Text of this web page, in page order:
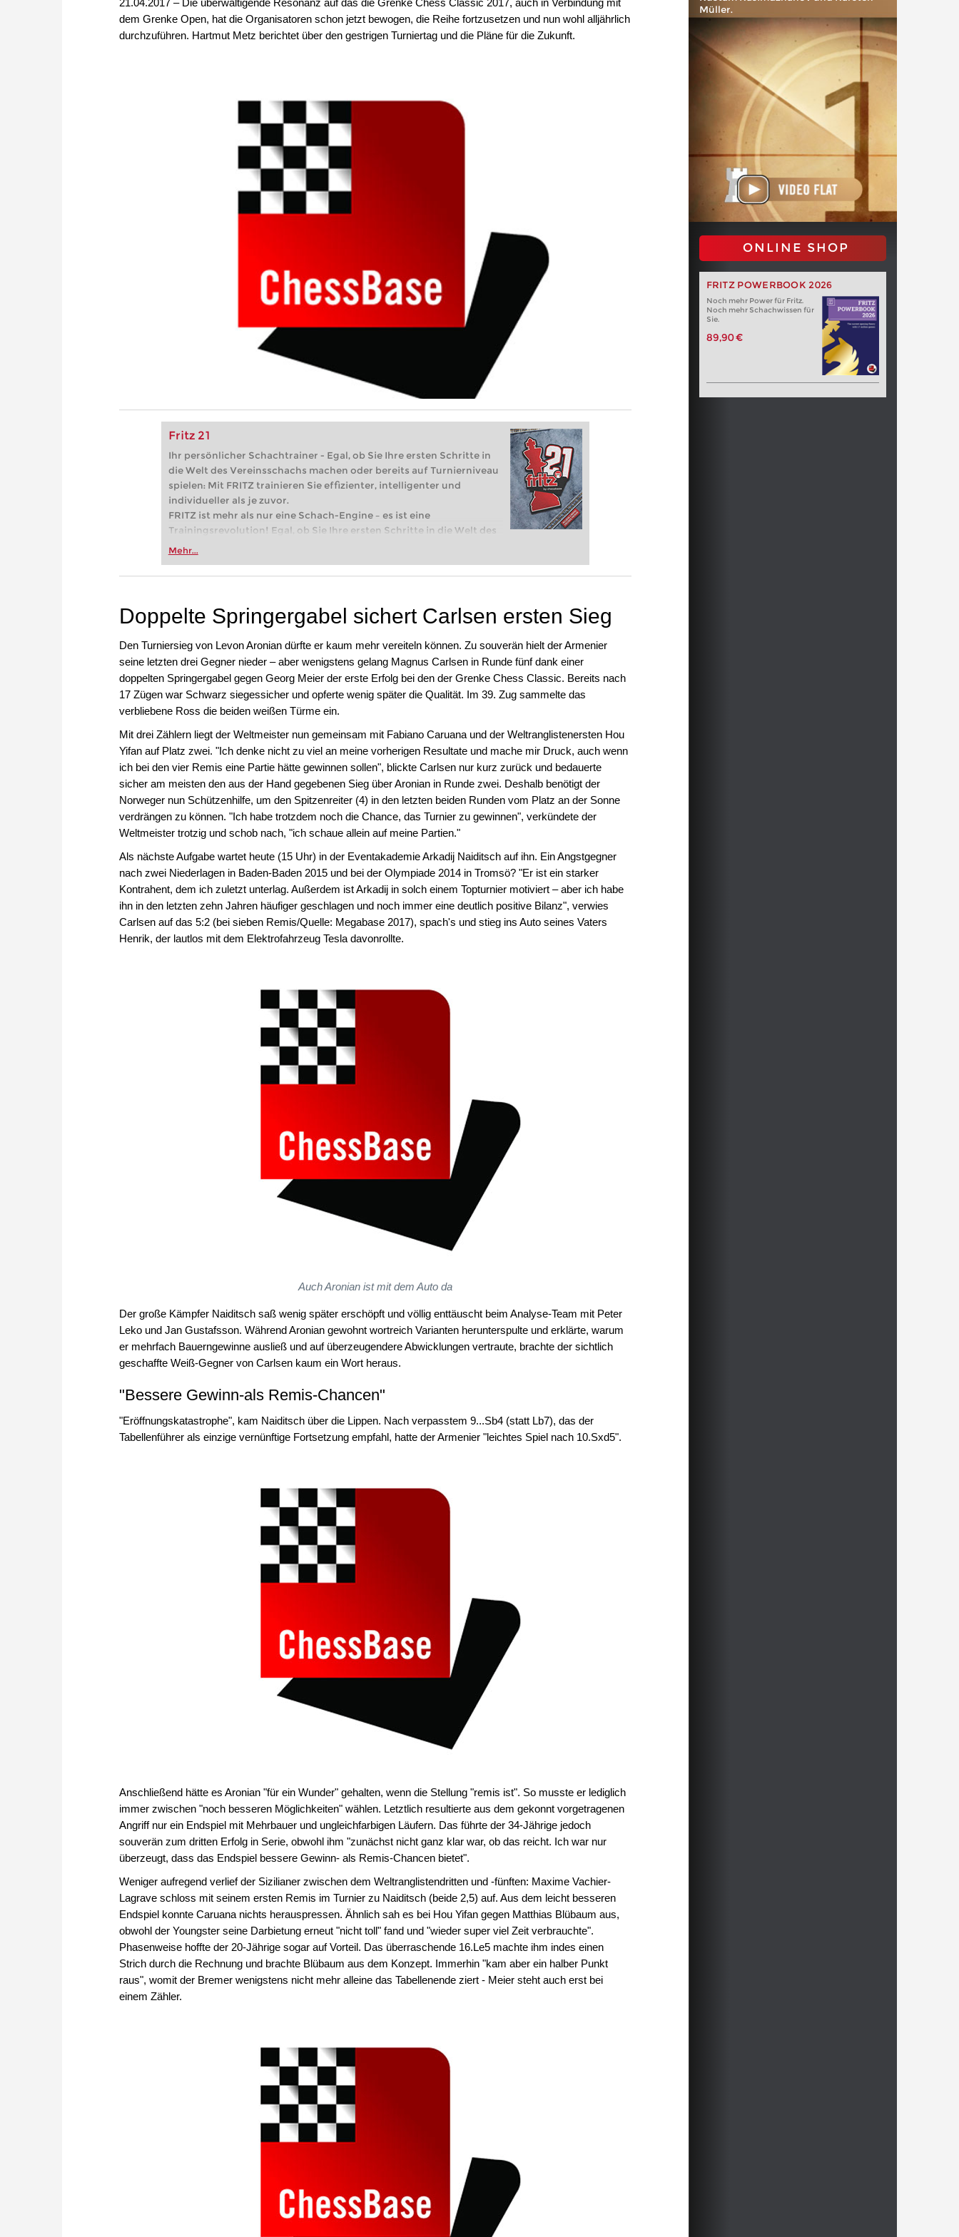
dem Grenke Open, hat die Organisatoren schon jetzt bewogen, die Reihe fortzusetzen und nun wohl alljährlich
durchzuführen. Hartmut Metz berichtet über den gestrigen Turniertag und die Pläne für die Zukunft.
Fritz 21
Ihr persönlicher Schachtrainer - Egal, ob Sie Ihre ersten Schritte in
die Welt des Vereinsschachs machen oder bereits auf Turnierniveau
spielen: Mit FRITZ trainieren Sie effizienter, intelligenter und
individueller als je zuvor.
FRITZ ist mehr als nur eine Schach-Engine – es ist eine
Trainingsrevolution! Egal, ob Sie Ihre ersten Schritte in die Welt des
Vereinsschachs machen oder bereits auf Turnierniveau spielen: Mit
zuvor.
Mehr...
Müller.
ONLINE SHOP
FRITZ POWERBOOK 2026
Noch mehr Power für Fritz.
Noch mehr Schachwissen für
Sie.
89,90 €
Doppelte Springergabel sichert Carlsen ersten Sieg
Den Turniersieg von Levon Aronian dürfte er kaum mehr vereiteln können. Zu souverän hielt der Armenier
seine letzten drei Gegner nieder – aber wenigstens gelang Magnus Carlsen in Runde fünf dank einer
doppelten Springergabel gegen Georg Meier der erste Erfolg bei den der Grenke Chess Classic. Bereits nach
17 Zügen war Schwarz siegessicher und opferte wenig später die Qualität. Im 39. Zug sammelte das
verbliebene Ross die beiden weißen Türme ein.
Mit drei Zählern liegt der Weltmeister nun gemeinsam mit Fabiano Caruana und der Weltranglistenersten Hou
Yifan auf Platz zwei. "Ich denke nicht zu viel an meine vorherigen Resultate und mache mir Druck, auch wenn
ich bei den vier Remis eine Partie hätte gewinnen sollen", blickte Carlsen nur kurz zurück und bedauerte
sicher am meisten den aus der Hand gegebenen Sieg über Aronian in Runde zwei. Deshalb benötigt der
Norweger nun Schützenhilfe, um den Spitzenreiter (4) in den letzten beiden Runden vom Platz an der Sonne
verdrängen zu können. "Ich habe trotzdem noch die Chance, das Turnier zu gewinnen", verkündete der
Weltmeister trotzig und schob nach, "ich schaue allein auf meine Partien."
Als nächste Aufgabe wartet heute (15 Uhr) in der Eventakademie Arkadij Naiditsch auf ihn. Ein Angstgegner
nach zwei Niederlagen in Baden-Baden 2015 und bei der Olympiade 2014 in Tromsö? "Er ist ein starker
Kontrahent, dem ich zuletzt unterlag. Außerdem ist Arkadij in solch einem Topturnier motiviert – aber ich habe
ihn in den letzten zehn Jahren häufiger geschlagen und noch immer eine deutlich positive Bilanz", verwies
Carlsen auf das 5:2 (bei sieben Remis/Quelle: Megabase 2017), spach's und stieg ins Auto seines Vaters
Henrik, der lautlos mit dem Elektrofahrzeug Tesla davonrollte.
Auch Aronian ist mit dem Auto da
Der große Kämpfer Naiditsch saß wenig später erschöpft und völlig enttäuscht beim Analyse-Team mit Peter
Leko und Jan Gustafsson. Während Aronian gewohnt wortreich Varianten herunterspulte und erklärte, warum
er mehrfach Bauerngewinne ausließ und auf überzeugendere Abwicklungen vertraute, brachte der sichtlich
geschaffte Weiß-Gegner von Carlsen kaum ein Wort heraus.
"Bessere Gewinn-als Remis-Chancen"
"Eröffnungskatastrophe", kam Naiditsch über die Lippen. Nach verpasstem 9...Sb4 (statt Lb7), das der
Tabellenführer als einzige vernünftige Fortsetzung empfahl, hatte der Armenier "leichtes Spiel nach 10.Sxd5".
Anschließend hätte es Aronian "für ein Wunder" gehalten, wenn die Stellung "remis ist". So musste er lediglich
immer zwischen "noch besseren Möglichkeiten" wählen. Letztlich resultierte aus dem gekonnt vorgetragenen
Angriff nur ein Endspiel mit Mehrbauer und ungleichfarbigen Läufern. Das führte der 34-Jährige jedoch
souverän zum dritten Erfolg in Serie, obwohl ihm "zunächst nicht ganz klar war, ob das reicht. Ich war nur
überzeugt, dass das Endspiel bessere Gewinn- als Remis-Chancen bietet".
Weniger aufregend verlief der Sizilianer zwischen dem Weltranglistendritten und -fünften: Maxime Vachier-
Lagrave schloss mit seinem ersten Remis im Turnier zu Naiditsch (beide 2,5) auf. Aus dem leicht besseren
Endspiel konnte Caruana nichts herauspressen. Ähnlich sah es bei Hou Yifan gegen Matthias Blübaum aus,
obwohl der Youngster seine Darbietung erneut "nicht toll" fand und "wieder super viel Zeit verbrauchte".
Phasenweise hoffte der 20-Jährige sogar auf Vorteil. Das überraschende 16.Le5 machte ihm indes einen
Strich durch die Rechnung und brachte Blübaum aus dem Konzept. Immerhin "kam aber ein halber Punkt
raus", womit der Bremer wenigstens nicht mehr alleine das Tabellenende ziert - Meier steht auch erst bei
einem Zähler.